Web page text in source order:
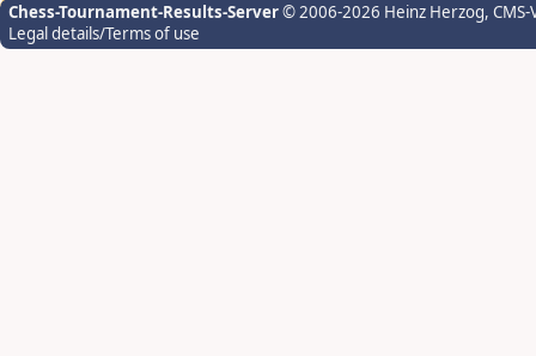
Chess-Tournament-Results-Server© 2006-2026 Heinz Herzog,
Legal details/Terms of use